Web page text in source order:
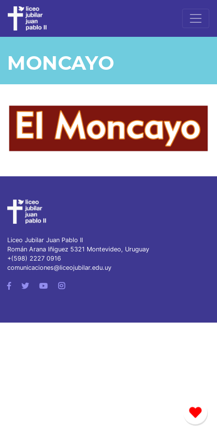
MONCAYO
Liceo Jubilar Juan Pablo II
Román Arana Iñiguez 5321 Montevideo, Uruguay
+(598) 2227 0916
comunicaciones@liceojubilar.edu.uy